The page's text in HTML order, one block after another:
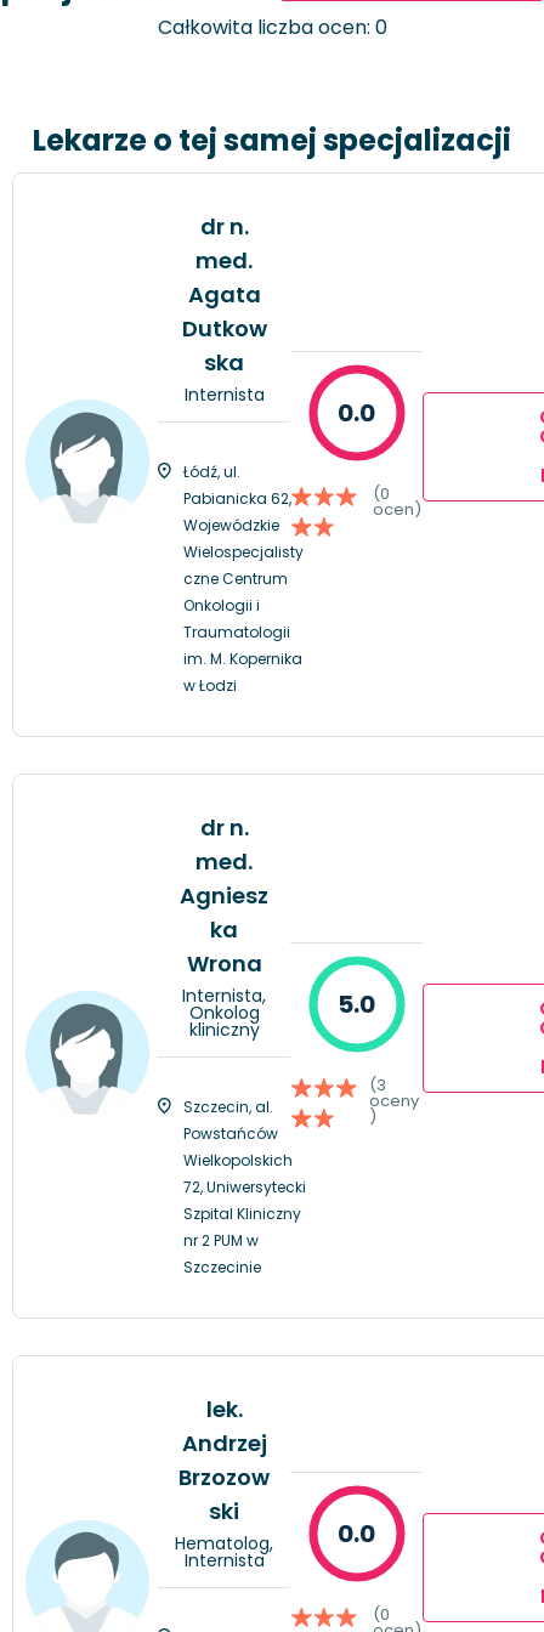
Całkowita liczba ocen: 0
Lekarze o tej samej specjalizacji
dr n.
med.
Agata
Dutkow
ska
Internista
Łódź, ul.
Pabianicka 62,
Wojewódzkie
Wielospecjalisty
czne Centrum
Onkologii i
Traumatologii
im. M. Kopernika
w Łodzi
0.0
(0
ocen)
dr n.
med.
Agniesz
ka
Wrona
Internista,
Onkolog
kliniczny
Szczecin, al.
Powstańców
Wielkopolskich
72, Uniwersytecki
Szpital Kliniczny
nr 2 PUM w
Szczecinie
5.0
(3
oceny
)
lek.
Andrzej
Brzozow
ski
Hematolog,
Internista
0.0
(0